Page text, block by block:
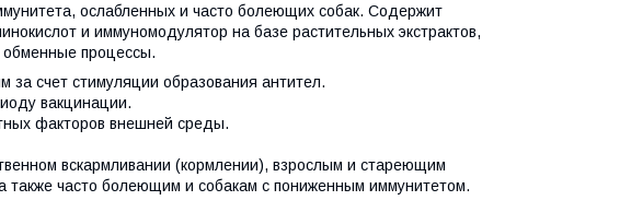
ослабленных и часто болеющих собак. Содержит
и иммуномодулятор на базе растительных экстрактов,
процессы.
за счет стимуляции образования антител.
вакцинации.
факторов внешней среды.
вскармливании (кормлении), взрослым и стареющим
также часто болеющим и собакам с пониженным иммунитетом.